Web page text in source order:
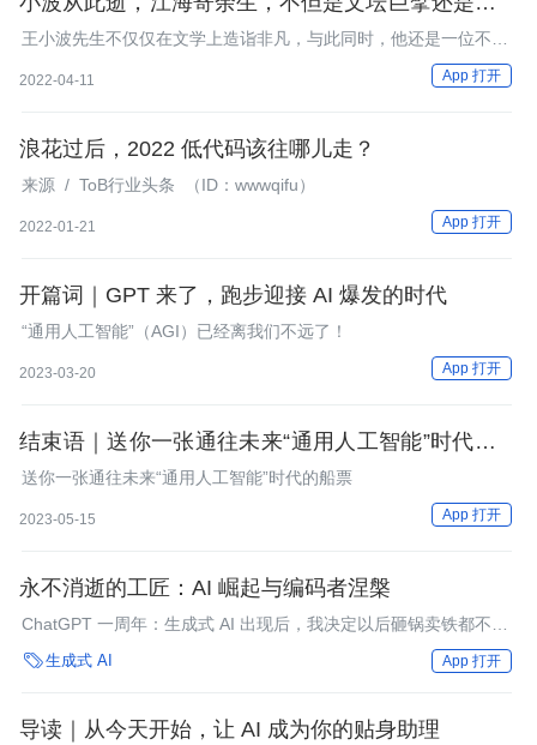
出的编程奇才，王小波离世 25 周年
王小波先生不仅仅在文学上造诣非凡，与此同时，他还是一位不世
出的编程奇才。在整个九十年代，除了和文字跳舞，王小波还将他
的才华通过键盘喷涌而出，天才的脑细胞幻化为一行一行的代码，
2022-04-11 App 打开
浪花过后，2022 低代码该往哪儿走？
来源 / ToB行业头条 （ID：wwwqifu）
2022-01-21 App 打开
开篇词｜GPT 来了，跑步迎接 AI 爆发的时代
“通用人工智能”（AGI）已经离我们不远了！
2023-03-20 App 打开
结束语｜送你一张通往未来“通用人工智能”时代的船
票
送你一张通往未来“通用人工智能”时代的船票
2023-05-15 App 打开
永不消逝的工匠：AI 崛起与编码者涅槃
ChatGPT 一周年：生成式 AI 出现后，我决定以后砸锅卖铁都不让
后代当程序员了
生成式 AI App 打开
导读｜从今天开始，让 AI 成为你的贴身助理